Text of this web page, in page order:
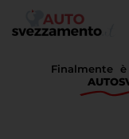
Finalmente